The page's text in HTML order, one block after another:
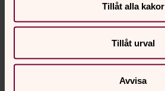
Tillåt alla kakor
Tillåt urval
Avvisa